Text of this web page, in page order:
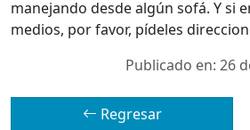
manejando desde algún sofá. Y si
medios, por favor, pídeles
Publicado en: 26
Regresar